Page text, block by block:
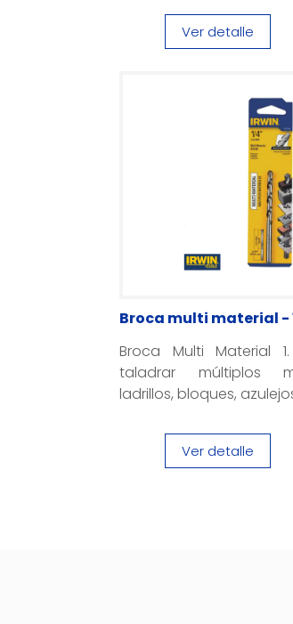
Ver detalle
Broca multi material -
Broca Multi Material
taladrar múltiplos
ladrillos, bloques,
Ver detalle